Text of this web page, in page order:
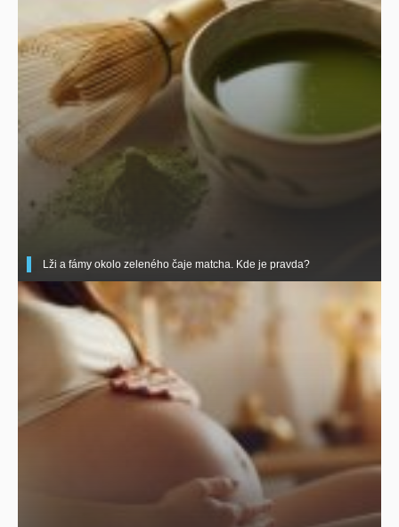
Lži a fámy okolo zeleného čaje matcha. Kde je pravda?